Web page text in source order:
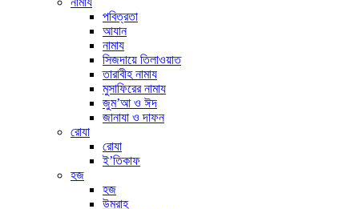
পবিত্রতা
আযান
নামায
সিজদায়ে তিলাওয়াত
তারাবীহ নামায
মুসাফিরের নামায
জুম’আ ও ঈদ
জানাযা ও দাফন
রোযা
রোযা
ই’তিকাফ
হজ
হজ
উমরাহ